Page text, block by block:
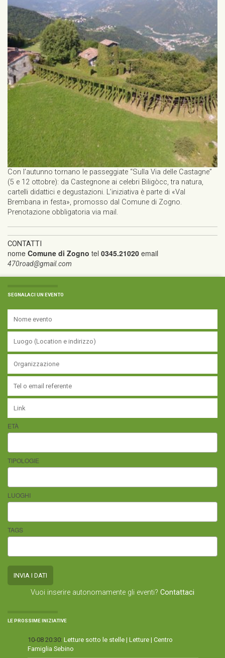
Con l’autunno tornano le passeggiate “Sulla Via delle Castagne”
(5 e 12 ottobre): da Castegnone ai celebri Biligòcc, tra natura,
cartelli didattici e degustazioni. L’iniziativa è parte di «Val
Brembana in festa», promosso dal Comune di Zogno.
Prenotazione obbligatoria via mail.
CONTATTI
nome Comune di Zogno tel 0345.21020 email
470road@gmail.com
SEGNALACI UN EVENTO
ETÀ
TIPOLOGIE
LUOGHI
TAGS
Vuoi inserire autonomamente gli eventi? Contattaci
LE PROSSIME INIZIATIVE
10-08 20:30: Letture sotto le stelle | Letture | Centro
Famiglia Sebino